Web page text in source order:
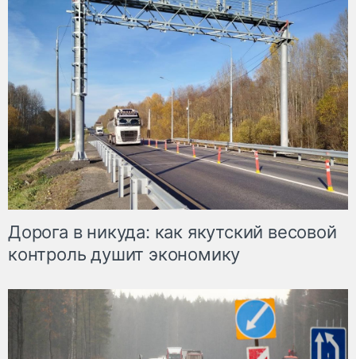
Дорога в никуда: как якутский весовой
контроль душит экономику